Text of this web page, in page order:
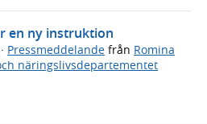
en ny instruktion
· Pressmeddelande från Romina
näringslivsdepartementet